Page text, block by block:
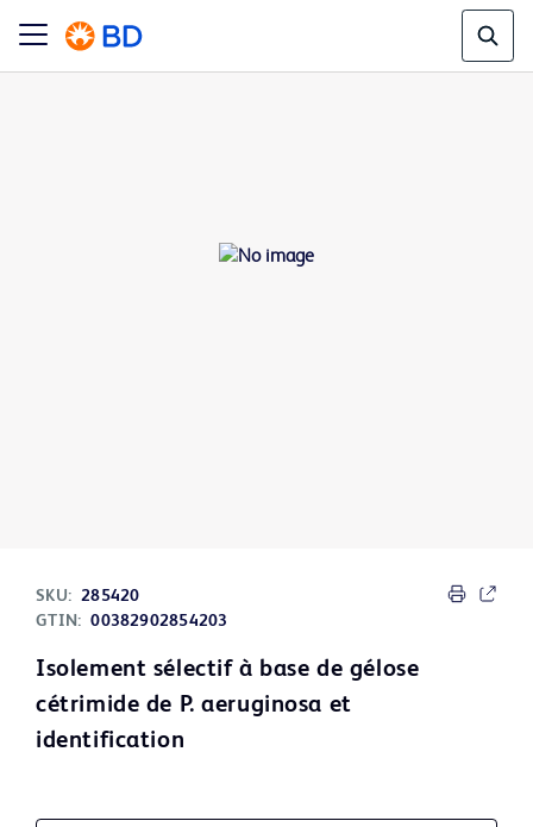
SKU: 285420
GTIN: 00382902854203
Isolement sélectif à base de gélose
cétrimide de P. aeruginosa et
identification